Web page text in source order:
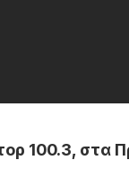
100.3, στα